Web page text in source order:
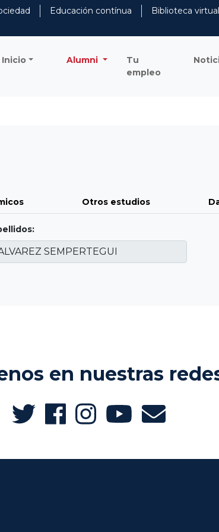
Educación contínua
Biblioteca virtual
Inicio Alumni
Tu
empleo
Otros estudios
en nuestras